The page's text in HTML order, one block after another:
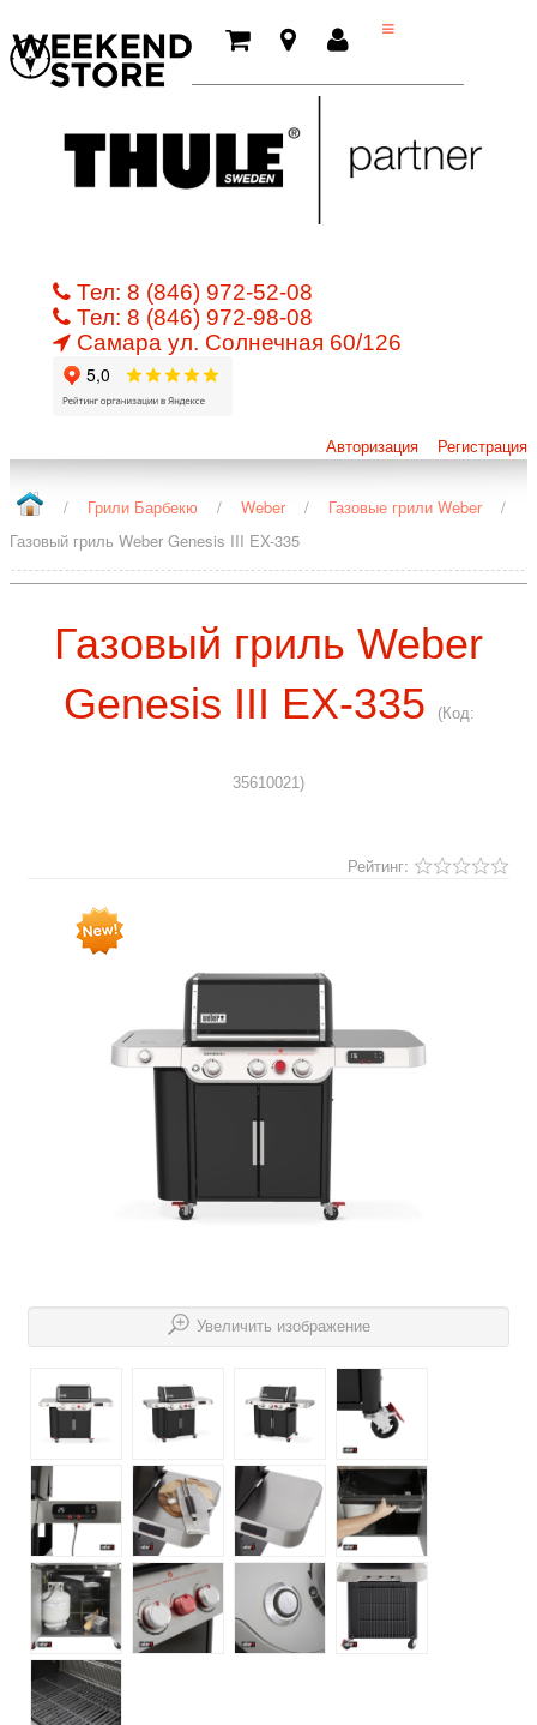
Тел: 8 (846) 972-52-08
Тел: 8 (846) 972-98-08
Самара ул. Cолнечная 60/126
Авторизация Регистрация
/ Грили Барбекю / Weber / Газовые грили Weber
/
Газовый гриль Weber Genesis III EX-335
Газовый гриль Weber
Genesis III EX-335
(Код:
35610021)
Рейтинг:
Увеличить изображение